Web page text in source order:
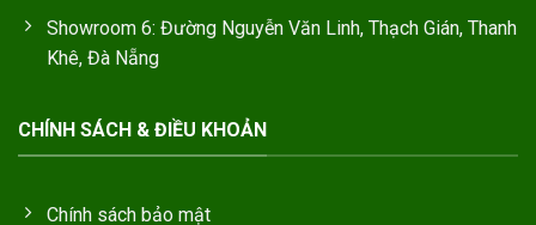
Showroom 6: Đường Nguyễn Văn Linh, Thạch Gián, Thanh
Khê, Đà Nẵng
CHÍNH SÁCH & ĐIỀU KHOẢN
Chính sách bảo mật